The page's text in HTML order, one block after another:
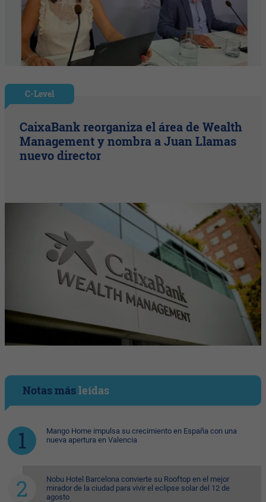
C-Level
CaixaBank reorganiza el área de Wealth
Management y nombra a Juan Llamas
nuevo director
Notas másleídas
Mango Home impulsa su crecimiento en España con una
nueva apertura en Valencia
Nobu Hotel Barcelona convierte su Rooftop en el mejor
mirador de la ciudad para vivir el eclipse solar del 12 de
agosto